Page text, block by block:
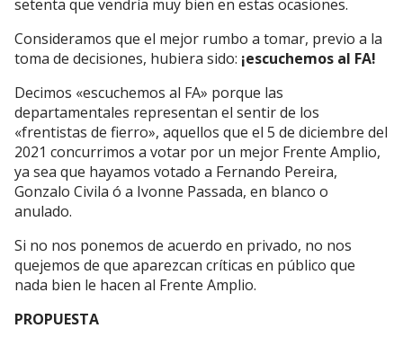
setenta que vendría muy bien en estas ocasiones.
Consideramos que el mejor rumbo a tomar, previo a la
toma de decisiones, hubiera sido: ¡escuchemos al FA!
Decimos «escuchemos al FA» porque las
departamentales representan el sentir de los
«frentistas de fierro», aquellos que el 5 de diciembre del
2021 concurrimos a votar por un mejor Frente Amplio,
ya sea que hayamos votado a Fernando Pereira,
Gonzalo Civila ó a Ivonne Passada, en blanco o
anulado.
Si no nos ponemos de acuerdo en privado, no nos
quejemos de que aparezcan críticas en público que
nada bien le hacen al Frente Amplio.
PROPUESTA